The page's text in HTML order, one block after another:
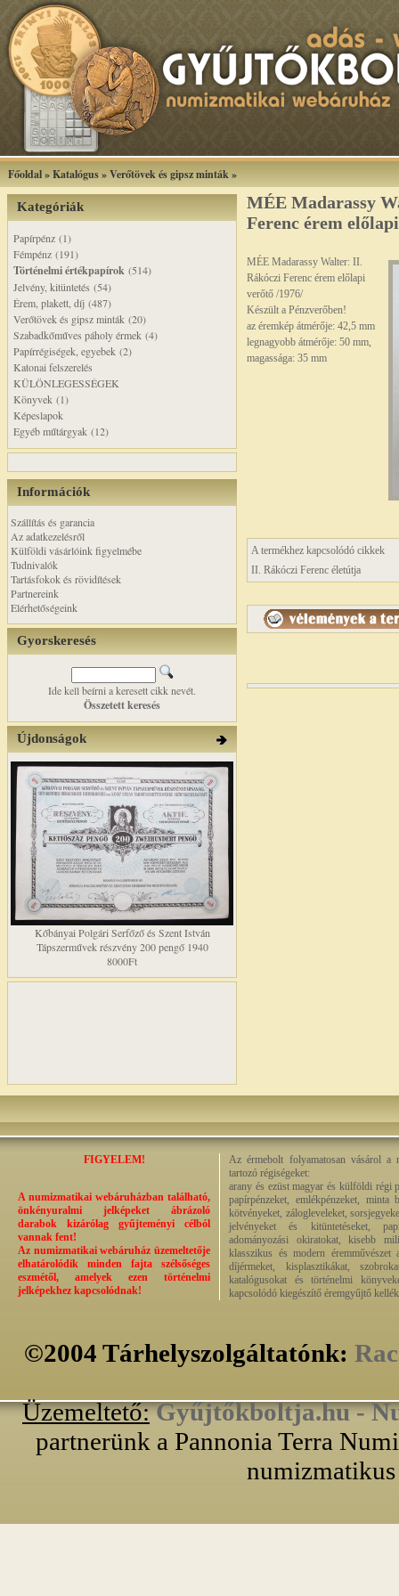
Főoldal»Katalógus»Verőtövek és gipsz minták»
Kategóriák
Papírpénz (1)
Fémpénz (191)
Történelmi értékpapírok (514)
Jelvény, kitüntetés (54)
Érem, plakett, díj (487)
Verőtövek és gipsz minták (20)
Szabadkőműves páholy érmek (4)
Papírrégiségek, egyebek (2)
Katonai felszerelés
KÜLÖNLEGESSÉGEK
Könyvek (1)
Képeslapok
Egyéb műtárgyak (12)
Információk
Szállítás és garancia
Az adatkezelésről
Külföldi vásárlóink figyelmébe
Tudnivalók
Tartásfokok és rövidítések
Partnereink
Elérhetőségeink
Gyorskeresés
Ide kell beírni a keresett cikk nevét.
Összetett keresés
Újdonságok
Kőbányai Polgári Serfőző és Szent István
Tápszerművek részvény 200 pengő 1940
8000Ft
MÉE Madarassy
Ferenc érem
MÉE Madarassy Walter: II.
Rákóczi Ferenc érem előlapi
verőtő /1976/
Készült a Pénzverőben!
az éremkép átmérője: 42,5 mm
legnagyobb átmérője: 50 mm,
magassága: 35 mm
A termékhez kapcsolódó cikkek
II. Rákóczi Ferenc életútja
FIGYELEM!
A numizmatikai webáruházban található,
önkényuralmi jelképeket ábrázoló
darabok kizárólag gyűjteményi célból
vannak fent!
Az numizmatikai webáruház üzemeltetője
elhatárolódik minden fajta szélsőséges
eszmétől, amelyek ezen történelmi
jelképekhez kapcsolódnak!
Az érmebolt folyamatosan vásárol a
tartozó régiségeket:
arany és ezüst magyar és külföldi régi
papírpénzeket, emlékpénzeket, minta
kötvényeket, zálogleveleket,
jelvényeket és kitüntetéseket,
adományozási okiratokat, kisebb
klasszikus és modern éremművészet
díjérmeket, kisplasztikákat,
katalógusokat és történelmi
kapcsolódó kiegészítő éremgyűjtő
©2004 Tárhelyszolgáltatónk:
Üzemeltető: Gyűjtőkboltja.hu -
partnerünk a Pannonia Terra
numizmatikus